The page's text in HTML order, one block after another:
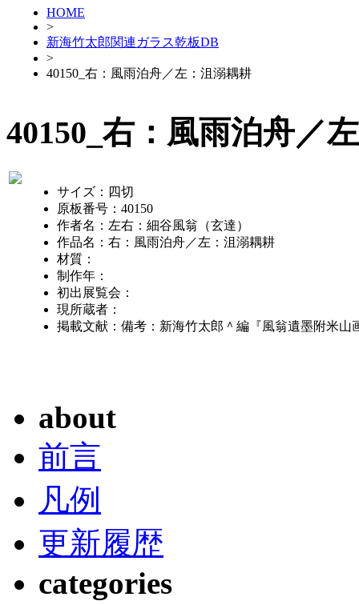
HOME
>
新海竹太郎関連ガラス乾板DB
>
40150_右：風雨泊舟／左：沮溺耦耕
40150_右：風雨泊舟／
サイズ：四切
原板番号：40150
作者名：左右：細谷風翁（玄達）
作品名：右：風雨泊舟／左：沮溺耦耕
材質：
制作年：
初出展覧会：
現所蔵者：
掲載文献：備考：新海竹太郎＾編『風翁遺墨附米山
about
前言
凡例
更新履歴
categories